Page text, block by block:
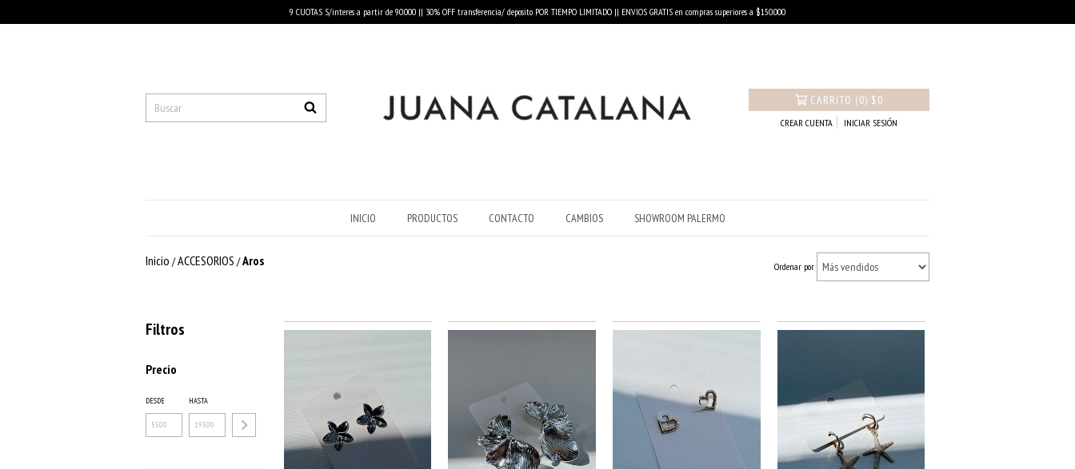
9 CUOTAS S/interes a partir de 90.000 || 30% OFF transferencia/ deposito POR TIEMPO LIMITADO || ENVIOS GRATIS en compras superiores a $150.000
CARRITO (0) $0
CREAR CUENTA INICIAR SESIÓN
INICIO PRODUCTOS CONTACTO CAMBIOS SHOWROOM PALERMO
Inicio /ACCESORIOS /Aros Ordenar por
Filtros
Precio
DESDE HASTA